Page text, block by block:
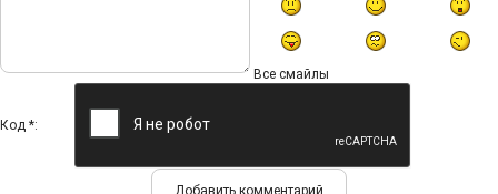
Все смайлы
Код *: